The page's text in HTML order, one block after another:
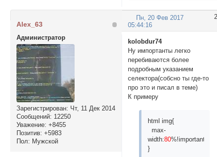
2
Пн, 20 Фев 2017
05:44:16
Alex_63
Администратор
Зарегистрирован: Чт, 11 Дек 2014
Сообщений: 12250
Уважение: +8455
Позитив: +5983
Пол: Мужской
kolobdur74
Ну импортанты легко
перебиваются более
подробным указанием
селектора(собсно ты где-то
про это и писал в теме)
К примеру
html img{
max-
width:80%!important;
}